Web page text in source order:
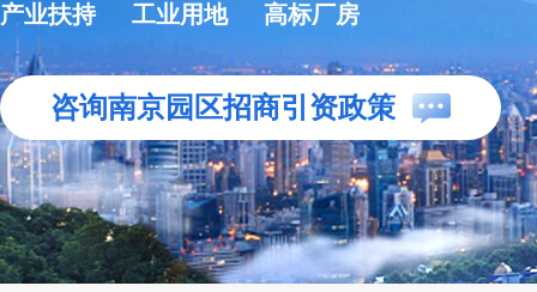
产业扶持 工业用地 高标厂房
咨询南京园区招商引资政策